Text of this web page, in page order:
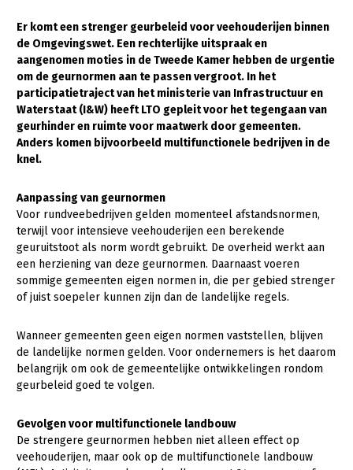
Sterk ondernemerschap
Transitiepaden
Thema’s
Gezonde planten
Gezonde dieren
Bodem en water
Platteland en omgeving
Mens, ondernemerschap en onderwijs
Internationaal
Dier
Biologische Landbouw
Kalverhouderij
Konijnenhouderij
Plant
Biologische Landbouw
Bollenteelt
Multifunctioneel
Vrouw en Bedrijf
Er komt een strenger geurbeleid voor veehouderijen binnen
de Omgevingswet. Een rechterlijke uitspraak en
aangenomen moties in de Tweede Kamer hebben de urgentie
om de geurnormen aan te passen vergroot. In het
participatietraject van het ministerie van Infrastructuur en
Waterstaat (I&W) heeft LTO gepleit voor het tegengaan van
geurhinder en ruimte voor maatwerk door gemeenten.
Anders komen bijvoorbeeld multifunctionele bedrijven in de
knel.
Aanpassing van geurnormen
Voor rundveebedrijven gelden momenteel afstandsnormen,
terwijl voor intensieve veehouderijen een berekende
geuruitstoot als norm wordt gebruikt. De overheid werkt aan
een herziening van deze geurnormen. Daarnaast voeren
sommige gemeenten eigen normen in, die per gebied strenger
of juist soepeler kunnen zijn dan de landelijke regels.
Wanneer gemeenten geen eigen normen vaststellen, blijven
de landelijke normen gelden. Voor ondernemers is het daarom
belangrijk om ook de gemeentelijke ontwikkelingen rondom
geurbeleid goed te volgen.
Gevolgen voor multifunctionele landbouw
De strengere geurnormen hebben niet alleen effect op
veehouderijen, maar ook op de multifunctionele landbouw